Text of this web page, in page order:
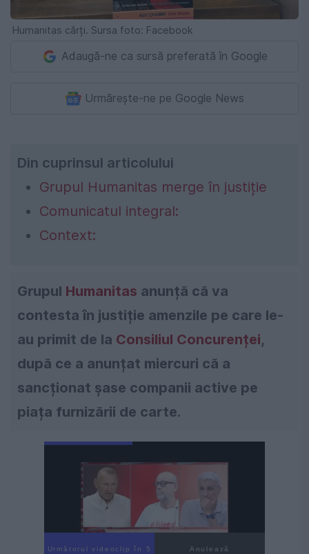
Humanitas cărți. Sursa foto: Facebook
Adaugă-ne ca sursă preferată în Google
Urmărește-ne pe Google News
Din cuprinsul articolului
Grupul Humanitas merge în justiție
Comunicatul integral:
Context:
Grupul Humanitas anunță că va
contesta în justiție amenzile pe care le-
au primit de la Consiliul Concurenței,
după ce a anunțat miercuri că a
sancționat șase companii active pe
piața furnizării de carte.
Următorul videoclip în 3 Anulează